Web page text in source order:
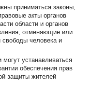
приниматься законы,
акты органов
области и органов
отменяющие или
человека и
устанавливаться
обеспечения прав
защиты жителей